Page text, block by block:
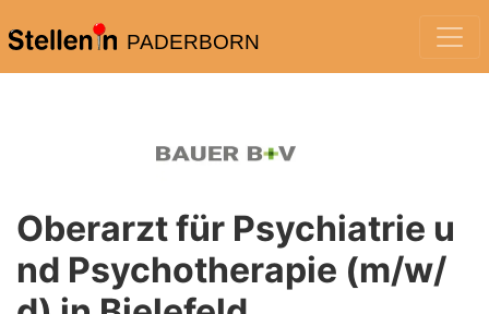
PADERBORN
Oberarzt für Psychiatrie u
nd Psychotherapie (m/w/